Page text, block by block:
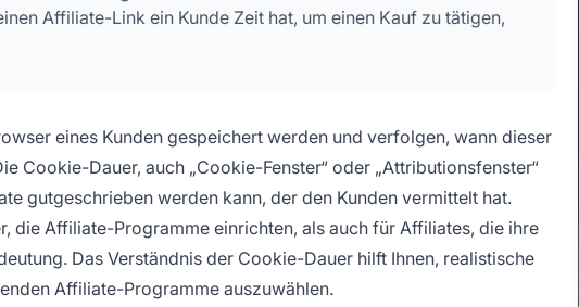
Affiliate-Link ein Kunde Zeit hat, um einen Kauf zu tätigen,
eines Kunden gespeichert werden und verfolgen, wann dieser
Cookie-Dauer, auch „Cookie-Fenster“ oder „Attributionsfenster“
gutgeschrieben werden kann, der den Kunden vermittelt hat.
die Affiliate-Programme einrichten, als auch für Affiliates, die ihre
Das Verständnis der Cookie-Dauer hilft Ihnen, realistische
Affiliate-Programme auszuwählen.